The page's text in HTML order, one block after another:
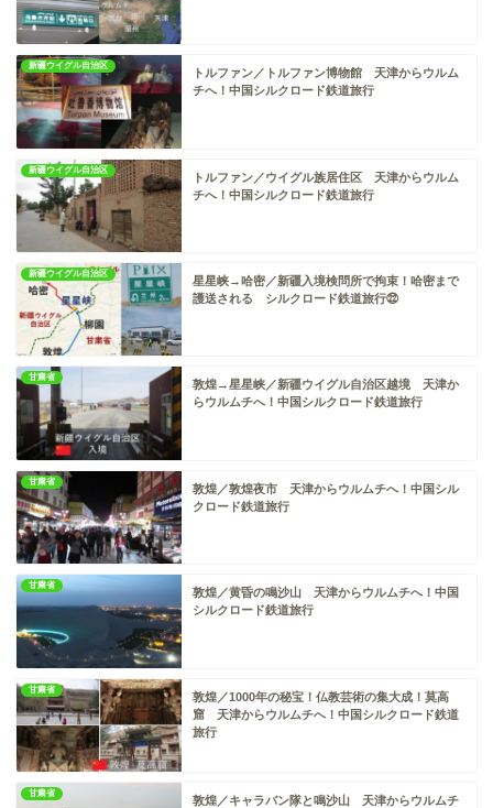
新疆ウイグル自治区
トルファン／トルファン博物館 天津からウルム
チへ！中国シルクロード鉄道旅行
新疆ウイグル自治区
トルファン／ウイグル族居住区 天津からウルム
チへ！中国シルクロード鉄道旅行
新疆ウイグル自治区
星星峡→哈密／新疆入境検問所で拘束！哈密まで
護送される シルクロード鉄道旅行㉒
甘粛省
敦煌→星星峡／新疆ウイグル自治区越境 天津か
らウルムチへ！中国シルクロード鉄道旅行
甘粛省
敦煌／敦煌夜市 天津からウルムチへ！中国シル
クロード鉄道旅行
甘粛省
敦煌／黄昏の鳴沙山 天津からウルムチへ！中国
シルクロード鉄道旅行
甘粛省
敦煌／1000年の秘宝！仏教芸術の集大成！莫高
窟 天津からウルムチへ！中国シルクロード鉄道
旅行
甘粛省
敦煌／キャラバン隊と鳴沙山 天津からウルムチ